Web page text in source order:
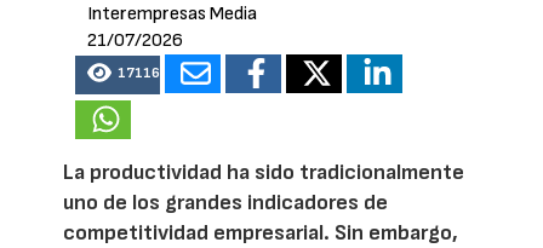
Interempresas Media
21/07/2026
17116
La productividad ha sido tradicionalmente
uno de los grandes indicadores de
competitividad empresarial. Sin embargo,